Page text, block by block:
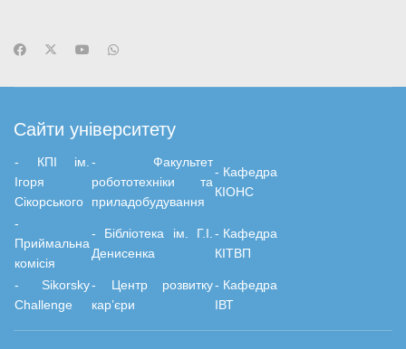
Сайти університету
- КПІ ім.
Ігоря
Сікорського
- Факультет
робототехніки та
приладобудування
- Кафедра
КІОНС
-
Приймальна
комісія
- Бiблiотека ім. Г.І.
Денисенка
- Кафедра
КІТВП
- Sikorsky
Challenge
- Центр розвитку
кар’єри
- Кафедра
ІВТ